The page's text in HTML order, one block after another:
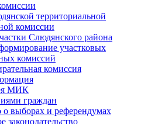
территориальной
комиссии
Слюдянского района
участковых
комиссий
комиссия
МИК
граждан
о выборах и референдумах
законодательство